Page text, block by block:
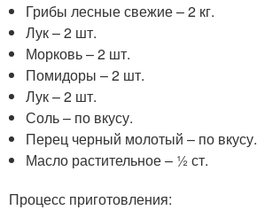
Грибы лесные свежие – 2 кг.
Лук – 2 шт.
Морковь – 2 шт.
Помидоры – 2 шт.
Лук – 2 шт.
Соль – по вкусу.
Перец черный молотый – по вкусу.
Масло растительное – ½ ст.
Процесс приготовления: